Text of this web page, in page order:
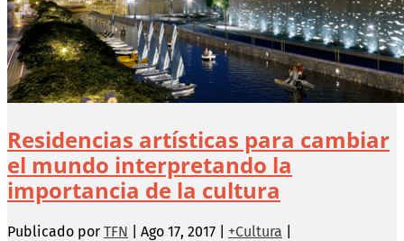
Residencias artísticas para cambiar
el mundo interpretando la
importancia de la cultura
Publicado por TFN Ago 17, 2017 +Cultura